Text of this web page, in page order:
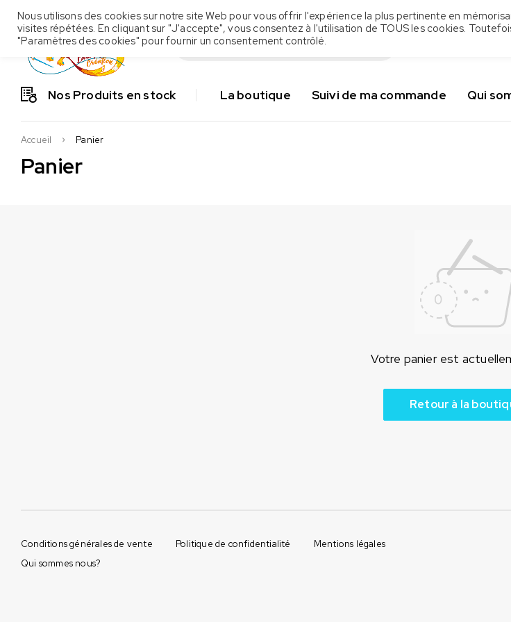
Nos Produits en stock La boutique Suivi de ma commande Qui
Panier
Accueil Panier
Votre panier est
Retour à la
Conditions générales de vente Politique de confidentialité
Mentions légales
Qui sommes nous?
Nous utilisons des cookies sur notre site Web pour vous offrir l'expérience la plus pertinente en
visites répétées. En cliquant sur "J'accepte", vous consentez à l'utilisation de TOUS les cookies.
"Paramètres des cookies" pour fournir un consentement contrôlé.